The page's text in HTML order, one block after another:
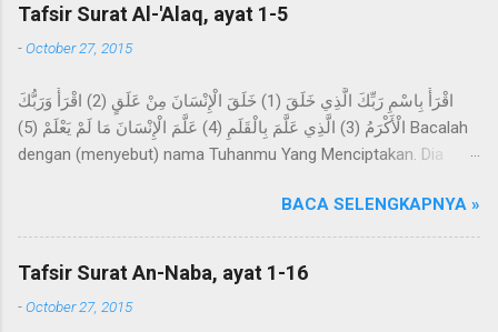
Tafsir Surat Al-'Alaq, ayat 1-5
-October 27, 2015
اقْرَأْ بِاسْمِ رَبِّكَ الَّذِي خَلَقَ (1) خَلَقَ الْإِنْسَانَ مِنْ عَلَقٍ (2) اقْرَأْ وَرَبُّكَ
الْأَكْرَمُ (3) الَّذِي عَلَّمَ بِالْقَلَمِ (4) عَلَّمَ الْإِنْسَانَ مَا لَمْ يَعْلَمْ (5) Bacalah
dengan (menyebut) nama Tuhanmu Yang Menciptakan. Dia
Tuhanmulah Yang Maha Pemurah, Yang mengajar (manusia)
dengan perantaraan qalam. Dia mengajarkan kepada manusia
apa yang tidak diketahuinya. Imam Ahmad mengatakan, telah
menceritakan kepada kami Abdur Razzaq, telah menceritakan
kepada kami Ma'mar, dari Az-Zuhri, dari Urwah, dari Aisyah
BACA SELENGKAPNYA »
Tafsir Surat An-Naba, ayat 1-16
-October 27, 2015